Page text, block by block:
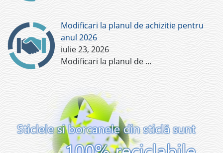
Modificari la planul de achizitie pentru
anul 2026
iulie 23, 2026
Modificari la planul de ...